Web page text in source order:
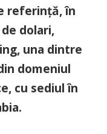
referință, în
dolari,
una dintre
domeniul
cu sediul în